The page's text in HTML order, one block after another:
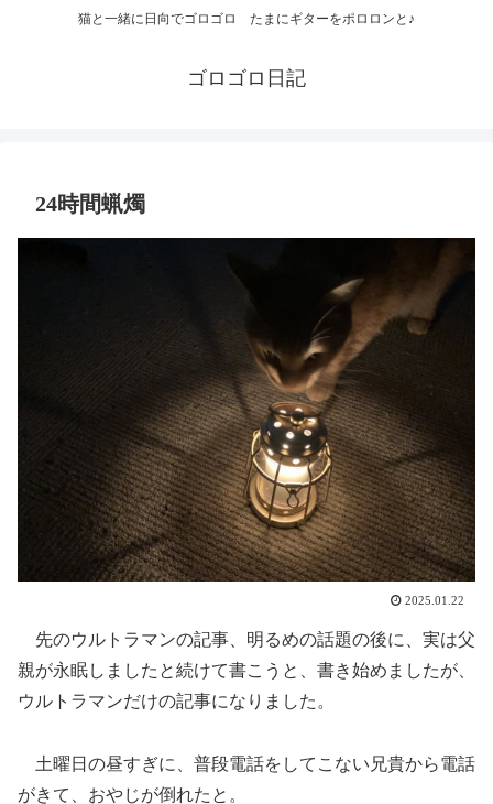
猫と一緒に日向でゴロゴロ たまにギターをポロロンと♪
ゴロゴロ日記
24時間蝋燭
2025.01.22
先のウルトラマンの記事、明るめの話題の後に、実は父
親が永眠しましたと続けて書こうと、書き始めましたが、
ウルトラマンだけの記事になりました。
土曜日の昼すぎに、普段電話をしてこない兄貴から電話
がきて、おやじが倒れたと。